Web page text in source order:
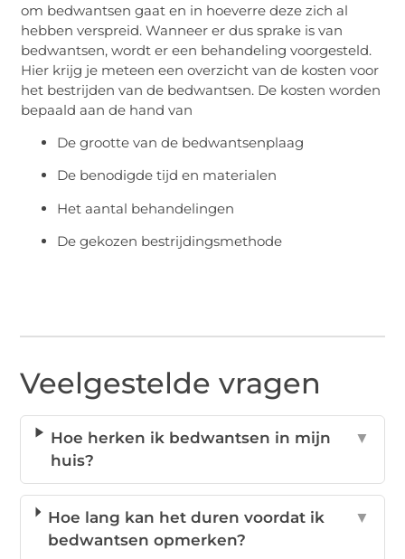
om bedwantsen gaat en in hoeverre deze zich al
hebben verspreid. Wanneer er dus sprake is van
bedwantsen, wordt er een behandeling voorgesteld.
Hier krijg je meteen een overzicht van de kosten voor
het bestrijden van de bedwantsen. De kosten worden
bepaald aan de hand van
De grootte van de bedwantsenplaag
De benodigde tijd en materialen
Het aantal behandelingen
De gekozen bestrijdingsmethode
Veelgestelde vragen
Hoe herken ik bedwantsen in mijn
huis?
▼
Hoe lang kan het duren voordat ik
bedwantsen opmerken?
▼